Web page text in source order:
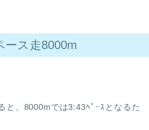
ス走8000m
と、8000mでは3:43ﾍﾟｰｽとなるた